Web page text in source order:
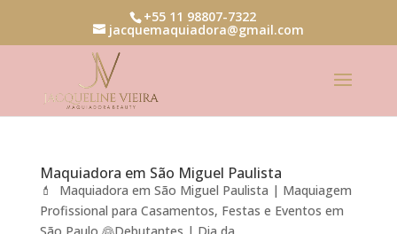
+55 11 98807-7322
jacquemaquiadora@gmail.com
Maquiadora em São Miguel Paulista
💄 Maquiadora em São Miguel Paulista | Maquiagem
Profissional para Casamentos, Festas e Eventos em